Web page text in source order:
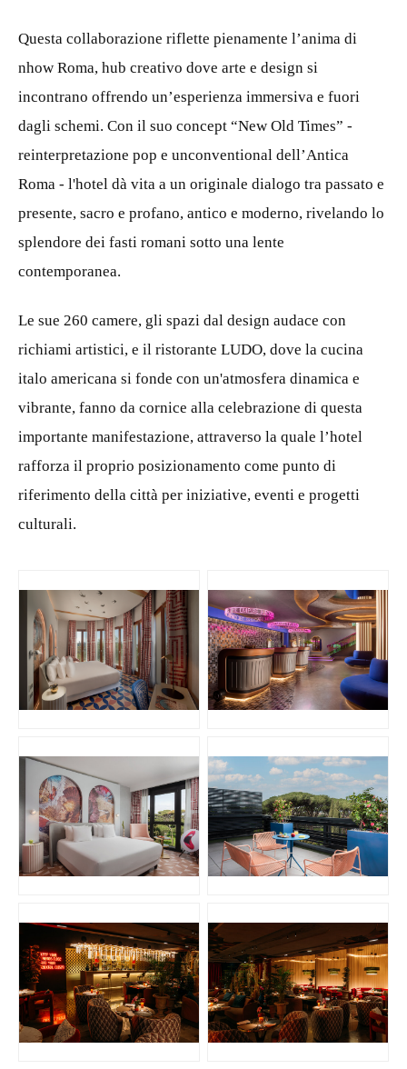
Questa collaborazione riflette pienamente l’anima di
nhow Roma, hub creativo dove arte e design si
incontrano offrendo un’esperienza immersiva e fuori
dagli schemi. Con il suo concept “New Old Times” -
reinterpretazione pop e unconventional dell’Antica
Roma - l'hotel dà vita a un originale dialogo tra passato e
presente, sacro e profano, antico e moderno, rivelando lo
splendore dei fasti romani sotto una lente
contemporanea.
Le sue 260 camere, gli spazi dal design audace con
richiami artistici, e il ristorante LUDO, dove la cucina
italo americana si fonde con un'atmosfera dinamica e
vibrante, fanno da cornice alla celebrazione di questa
importante manifestazione, attraverso la quale l’hotel
rafforza il proprio posizionamento come punto di
riferimento della città per iniziative, eventi e progetti
culturali.
PNG PNG
JPG JPG
JPG JPG